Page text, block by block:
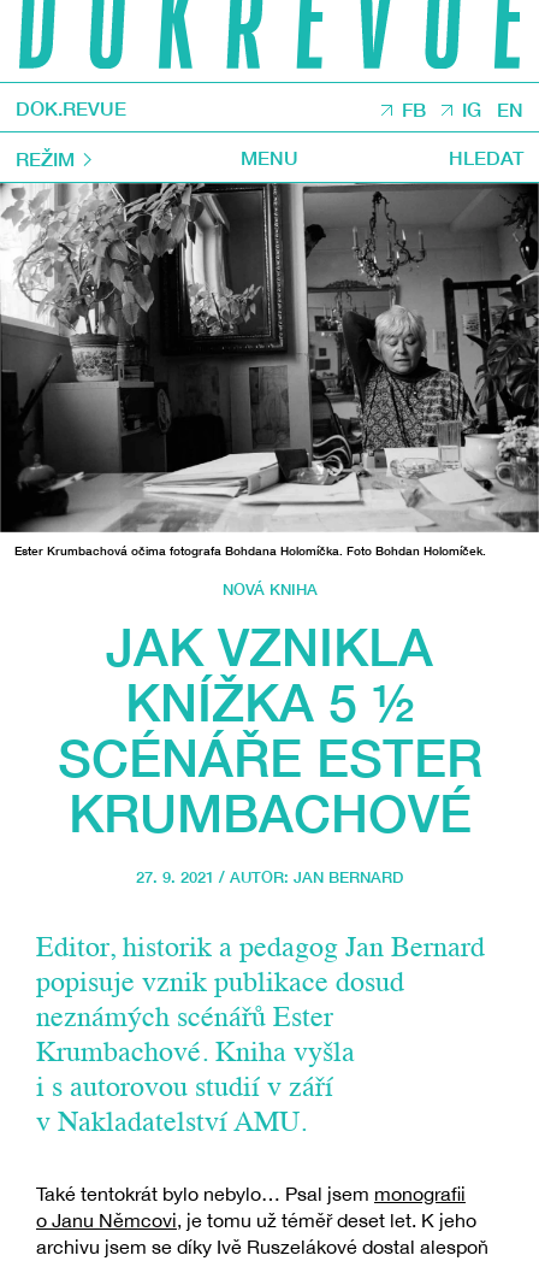
DOK.REVUE FB IG EN
REŽIM MENU HLEDAT
Ester Krumbachová očima fotografa Bohdana Holomíčka. Foto Bohdan Holomíček.
NOVÁ KNIHA
JAK VZNIKLA
KNÍŽKA 5 ½
SCÉNÁŘE ESTER
KRUMBACHOVÉ
27. 9. 2021 / AUTOR: JAN BERNARD
Editor, historik a pedagog Jan Bernard
popisuje vznik publikace dosud
neznámých scénářů Ester
Krumbachové. Kniha vyšla
i s autorovou studií v září
v Nakladatelství AMU.
Také tentokrát bylo nebylo… Psal jsem monografii
o Janu Němcovi, je tomu už téměř deset let. K jeho
archivu jsem se díky Ivě Ruszelákové dostal alespoň